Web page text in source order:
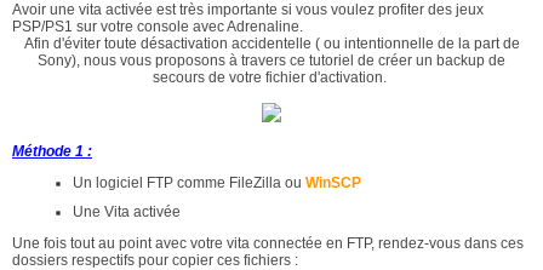
Avoir une vita activée est très importante si vous voulez profiter des jeux
PSP/PS1 sur votre console avec Adrenaline.
Afin d'éviter toute désactivation accidentelle ( ou intentionnelle de la part de
Sony), nous vous proposons à travers ce tutoriel de créer un backup de
secours de votre fichier d'activation.
Méthode 1 :
Un logiciel FTP comme FileZilla ou WinSCP
Une Vita activée
Une fois tout au point avec votre vita connectée en FTP, rendez-vous dans ces
dossiers respectifs pour copier ces fichiers :